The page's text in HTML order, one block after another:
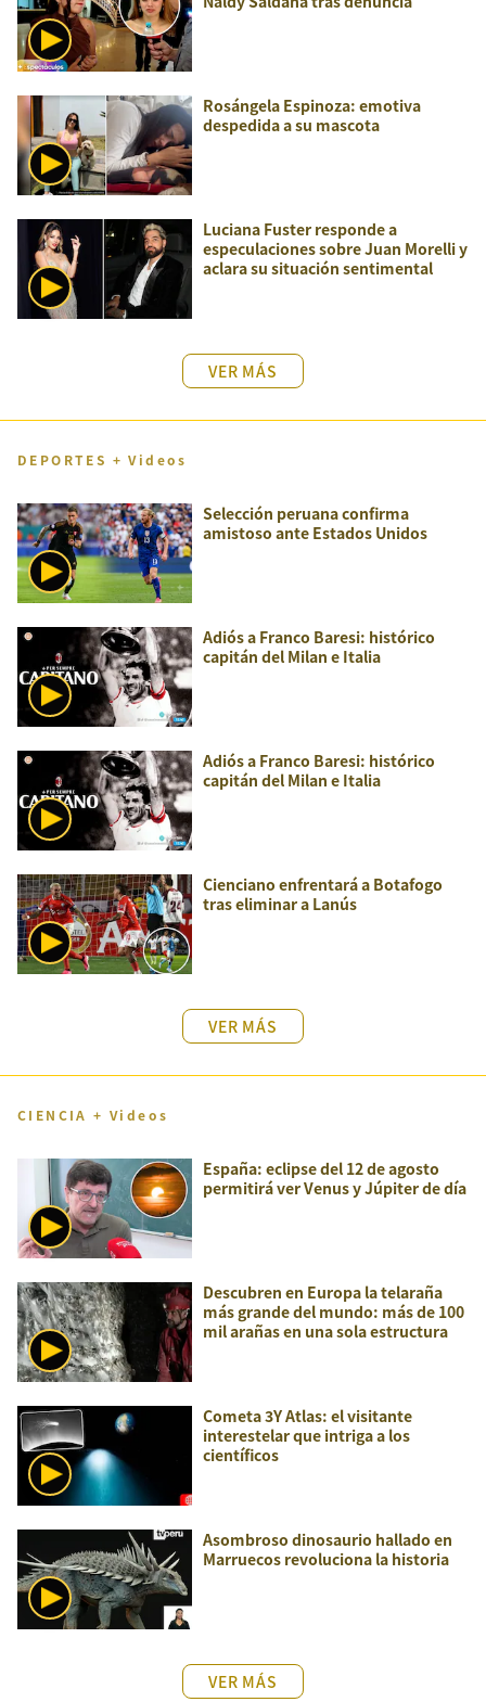
Rosángela Espinoza: emotiva
despedida a su mascota
Luciana Fuster responde a
especulaciones sobre Juan Morelli y
aclara su situación sentimental
VER MÁS
DEPORTES + Videos
Selección peruana confirma
amistoso ante Estados Unidos
Adiós a Franco Baresi: histórico
capitán del Milan e Italia
Adiós a Franco Baresi: histórico
capitán del Milan e Italia
Cienciano enfrentará a Botafogo
tras eliminar a Lanús
VER MÁS
CIENCIA + Videos
España: eclipse del 12 de agosto
permitirá ver Venus y Júpiter de día
Descubren en Europa la telaraña
más grande del mundo: más de 100
mil arañas en una sola estructura
Cometa 3Y Atlas: el visitante
interestelar que intriga a los
científicos
Asombroso dinosaurio hallado en
Marruecos revoluciona la historia
VER MÁS